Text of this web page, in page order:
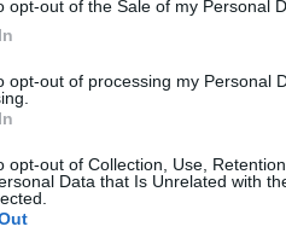
opt-out of the Sale of my Personal
opt-out of processing my Personal
opt-out of Collection, Use,
Data that Is Unrelated with
jest mężczyzna ma około 35-
ciała. W dniu zdarzenia ubrany był
na wysokości klatki piersiowej i z
rękawa, poprzez plecy na
Mężczyzna miał na głowie
kominiarkę.